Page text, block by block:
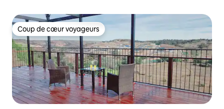
Coup de cœur voyageurs
Coup de cœur voyageurs